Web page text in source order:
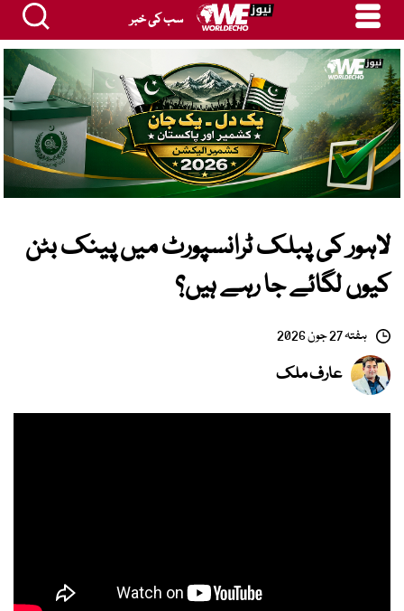
سب کی خبر
لاہور کی پبلک ٹرانسپورٹ میں پینک بٹن
کیوں لگائے جا رہے ہیں؟
ہفتہ 27 جون 2026
عارف ملک